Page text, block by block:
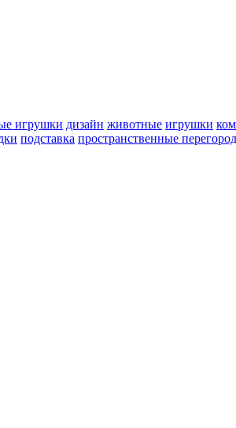
игрушки дизайн животные игрушки
подставка пространственные